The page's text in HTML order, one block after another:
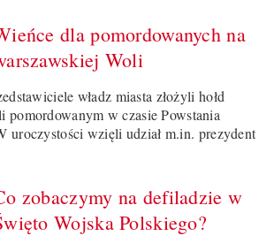
dla pomordowanych na
Woli
władz miasta złożyli hołd
pomordowanym w czasie Powstania
uroczystości wzięli udział m.in. prezydent
zobaczymy na defiladzie w
Wojska Polskiego?